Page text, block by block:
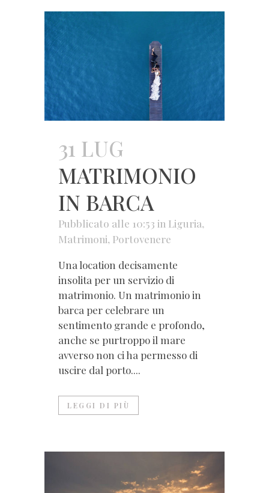
31 LUG
MATRIMONIO
IN BARCA
Pubblicato alle 10:53 in Liguria,
Matrimoni, Portovenere
Una location decisamente
insolita per un servizio di
matrimonio. Un matrimonio in
barca per celebrare un
sentimento grande e profondo,
anche se purtroppo il mare
avverso non ci ha permesso di
uscire dal porto....
LEGGI DI PIÙ